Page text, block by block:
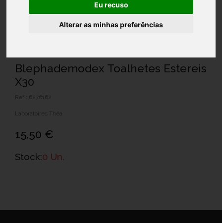
Eu recuso
Alterar as minhas preferências
Blephademodex Toalhetes Estereis
X30
Ref.: 6276162
Laboratoires Théa
15,50 €
Stock:0 Un.